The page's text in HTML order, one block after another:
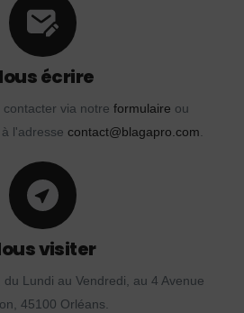
écrire
via notre formulaire ou
l'adresse contact@blagapro.com.
visiter
Lundi au Vendredi, au 4 Avenue
45100 Orléans.